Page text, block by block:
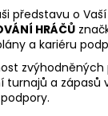
představu o
HRÁČŮ
a kariéru
turnajů a